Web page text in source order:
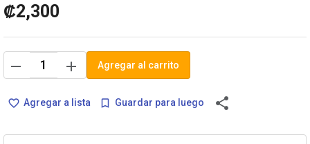
₡2,300
remove add Agregar al carrito
favorite_border Agregar a lista bookmark_border Guardar para luego share